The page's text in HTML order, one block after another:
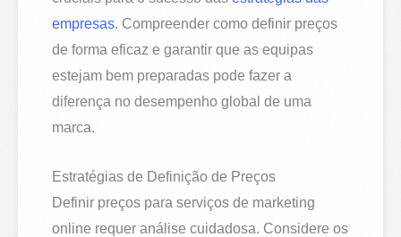
empresas. Compreender como definir preços
de forma eficaz e garantir que as equipas
estejam bem preparadas pode fazer a
diferença no desempenho global de uma
marca.
Estratégias de Definição de Preços
Definir preços para serviços de marketing
online requer análise cuidadosa. Considere os